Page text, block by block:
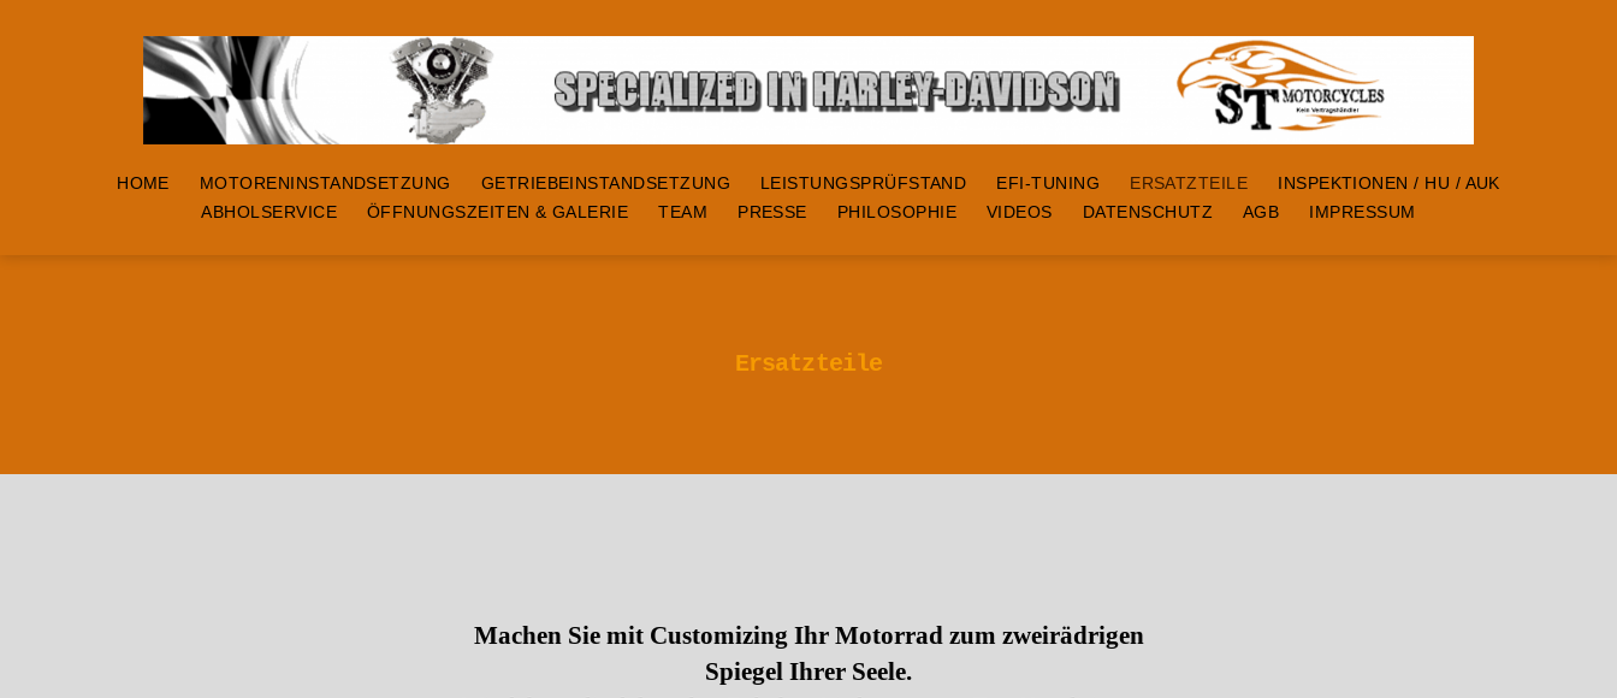
MOTORCYCLES
HOME MOTORENINSTANDSETZUNG GETRIEBEINSTANDSETZUNG LEISTUNGSPRÜFSTAND EFI-TUNING ERSATZTEILE
INSPEKTIONEN / HU / AUK
ABHOLSERVICE
ÖFFNUNGSZEITEN & GALERIE TEAM PRESSE PHILOSOPHIE VIDEOS DATENSCHUTZ AGB IMPRESSUM
Ersatzteile
Machen Sie mit Customizing Ihr Motorrad zum zweirädrigen
Spiegel Ihrer Seele.